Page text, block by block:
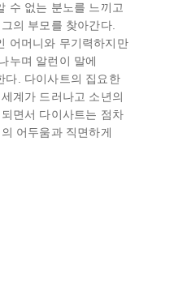
수 없는 분노를 느끼고
의 부모를 찾아간다.
어머니와 무기력하지만
누며 알런이 말에
다. 다이사트의 집요한
계가 드러나고 소년의
면서 다이사트는 점차
어두움과 직면하게